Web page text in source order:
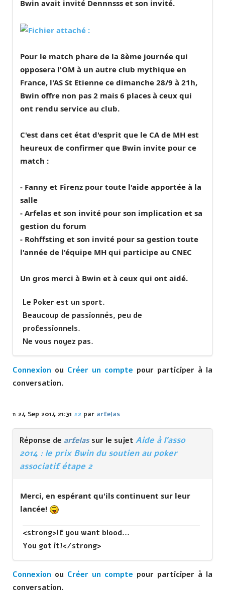
Bwin avait invité Dennnsss et son invité.
Pour le match phare de la 8ème journée qui
opposera l'OM à un autre club mythique en
France, l'AS St Etienne ce dimanche 28/9 à 21h,
Bwin offre non pas 2 mais 6 places à ceux qui
ont rendu service au club.
C'est dans cet état d'esprit que le CA de MH est
heureux de confirmer que Bwin invite pour ce
match :
- Fanny et Firenz pour toute l'aide apportée à la
salle
- Arfelas et son invité pour son implication et sa
gestion du forum
- Rohffsting et son invité pour sa gestion toute
l'année de l'équipe MH qui participe au CNEC
Un gros merci à Bwin et à ceux qui ont aidé.
Le Poker est un sport.
Beaucoup de passionnés, peu de
professionnels.
Ne vous noyez pas.
Connexion ou Créer un compte pour participer à la
conversation.
24 Sep 2014 21:31 #2 par arfelas
Réponse de arfelas sur le sujet Aide à l'asso
2014 : le prix Bwin du soutien au poker
associatif étape 2
Merci, en espérant qu'ils continuent sur leur
lancée!
<strong>If you want blood...
You got it!</strong>
Connexion ou Créer un compte pour participer à la
conversation.